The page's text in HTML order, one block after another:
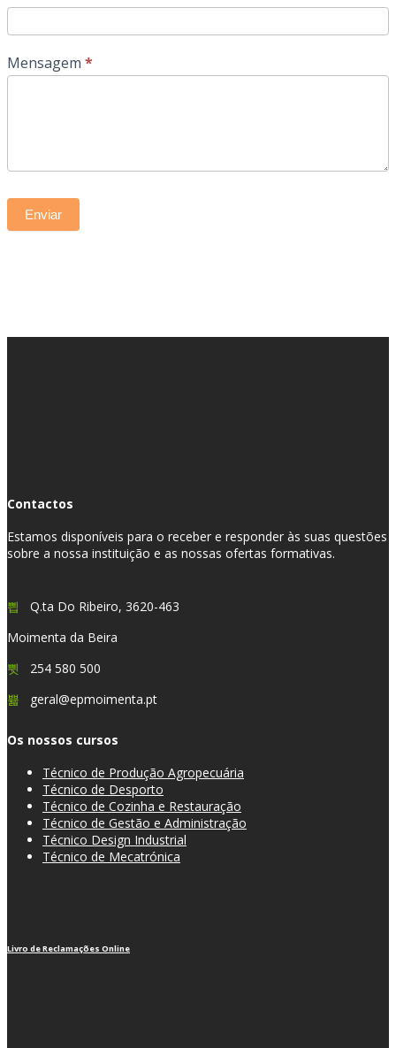
Mensagem *
Enviar
Contactos
Estamos disponíveis para o receber e responder às suas questões
sobre a nossa instituição e as nossas ofertas formativas.
Q.ta Do Ribeiro, 3620-463
Moimenta da Beira
254 580 500
geral@epmoimenta.pt
Os nossos cursos
Técnico de Produção Agropecuária
Técnico de Desporto
Técnico de Cozinha e Restauração
Técnico de Gestão e Administração
Técnico Design Industrial
Técnico de Mecatrónica
Livro de Reclamações Online